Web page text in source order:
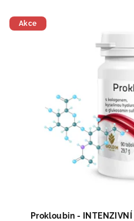
Akce
Prokloubin -